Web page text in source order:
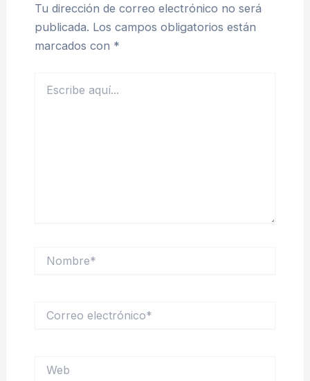
Tu dirección de correo electrónico no será
publicada. Los campos obligatorios están
marcados con *
aquí...
electrónico*